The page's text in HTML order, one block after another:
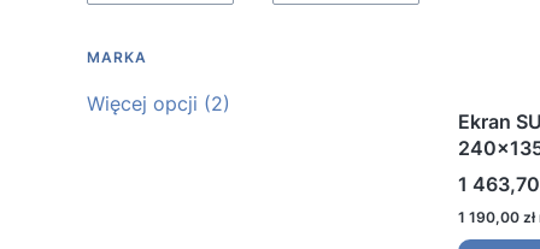
MARKA
Marka
Więcej opcji (2)
Ekran
Cena
1 463,70
Cena
1 190,00 zł